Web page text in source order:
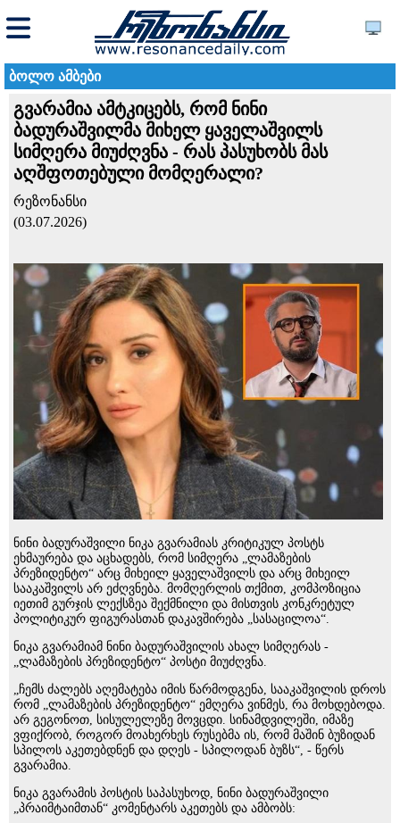
ბოლო ამბები
გვარამია ამტკიცებს, რომ ნინი
ბადურაშვილმა მიხელ ყაველაშვილს
სიმღერა მიუძღვნა - რას პასუხობს მას
აღშფოთებული მომღერალი?
რეზონანსი
(03.07.2026)
ნინი ბადურაშვილი ნიკა გვარამიას კრიტიკულ პოსტს
ეხმაურება და აცხადებს, რომ სიმღერა „ლამაზების
პრეზიდენტო“ არც მიხეილ ყაველაშვილს და არც მიხეილ
სააკაშვილს არ ეძღვნება. მომღერლის თქმით, კომპოზიცია
იეთიმ გურჯის ლექსზეა შექმნილი და მისთვის კონკრეტულ
პოლიტიკურ ფიგურასთან დაკავშირება „სასაცილოა“.
ნიკა გვარამიამ ნინი ბადურაშვილის ახალ სიმღერას -
„ლამაზების პრეზიდენტო“ პოსტი მიუძღვნა.
„ჩემს ძალებს აღემატება იმის წარმოდგენა, სააკაშვილის დროს
რომ „ლამაზების პრეზიდენტო“ ემღერა ვინმეს, რა მოხდებოდა.
არ გეგონოთ, სისულელეზე მოვცდი. სინამდვილეში, იმაზე
ვფიქრობ, როგორ მოახერხეს რუსებმა ის, რომ მაშინ ბუზიდან
სპილოს აკეთებდნენ და დღეს - სპილოდან ბუზს“, - წერს
გვარამია.
ნიკა გვარამის პოსტის საპასუხოდ, ნინი ბადურაშვილი
„პრაიმტაიმთან“ კომენტარს აკეთებს და ამბობს: